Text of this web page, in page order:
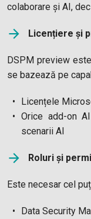
colaborare și AI,
Licențiere și
DSPM preview
se bazează pe
Licențele
Orice add-on
scenarii AI
Roluri și
Este necesar cel
Data Security